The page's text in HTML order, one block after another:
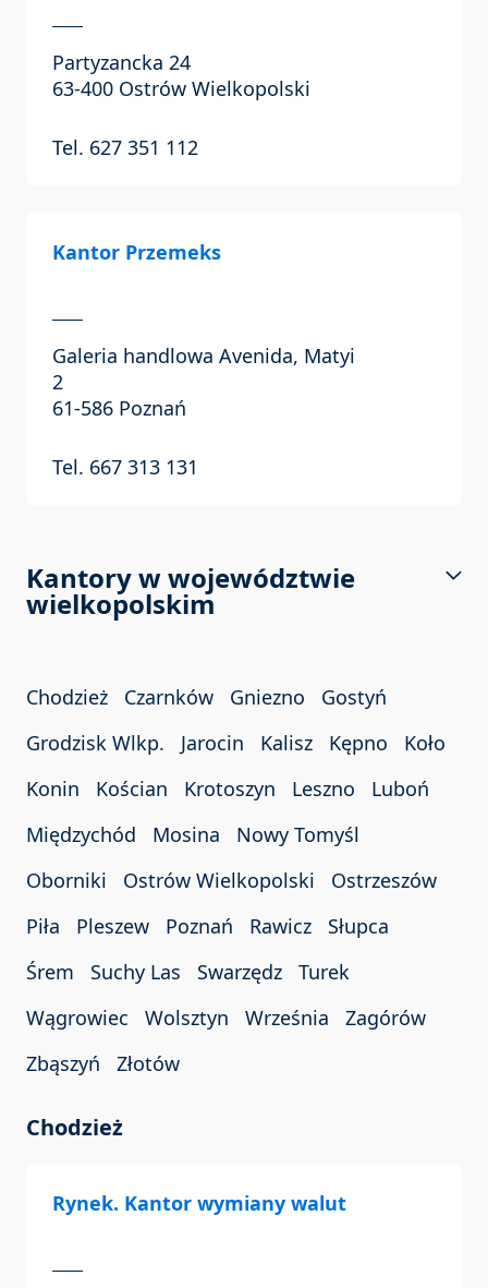
Partyzancka 24
63-400 Ostrów Wielkopolski
Tel. 627 351 112
Kantor Przemeks
Galeria handlowa Avenida, Matyi
2
61-586 Poznań
Tel. 667 313 131
Kantory w województwie
wielkopolskim
Chodzież Czarnków Gniezno
Gostyń
Grodzisk Wlkp.
Jarocin Kalisz Kępno
Koło
Konin
Kościan Krotoszyn Leszno
Luboń
Międzychód
Mosina
Nowy Tomyśl
Oborniki
Ostrów Wielkopolski
Ostrzeszów
Piła
Pleszew Poznań Rawicz
Słupca
Śrem
Suchy Las Swarzędz
Turek
Wągrowiec
Wolsztyn Września
Zagórów
Zbąszyń
Złotów
Chodzież
Rynek. Kantor wymiany walut